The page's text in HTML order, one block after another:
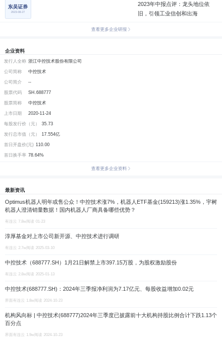
东吴证券
2023-08-27
2023年中报点评：龙头地位依
旧，引领工业信创和出海
查看更多企业研报
企业资料
发行人全称 浙江中控技术股份有限公司
公司简称 中控技术
公司简介 --
股票代码 SH.688777
股票简称 中控技术
上市日期 2020-11-24
每股发行价（元） 35.73
发行总市值（元） 17.554亿
首日开盘价(元) 110.00
首日换手率 78.64%
查看更多企业资料
最新资讯
Optimus机器人明年或售公众！中控技术涨7%，机器人ETF基金(159213)涨1.35%，宇树
机器人澄清销量数据！国内机器人厂商具备哪些优势？
有连云 7.8w阅读 01-23
淳厚基金对上市公司新开源、中控技术进行调研
有连云 2.7w阅读 2025-03-10
中控技术（688777.SH）1月21日解禁上市397.15万股，为股权激励股份
有连云 2.8w阅读 2025-01-13
中控技术(688777.SH)：2024年三季报净利润为7.17亿元、每股收益增加0.02元
界面有连云 1.8w阅读 2024-10-23
机构风向标 | 中控技术(688777)2024年三季度已披露前十大机构持股比例合计下跌1.13个
百分点
界面有连云 1.9w阅读 2024-10-23